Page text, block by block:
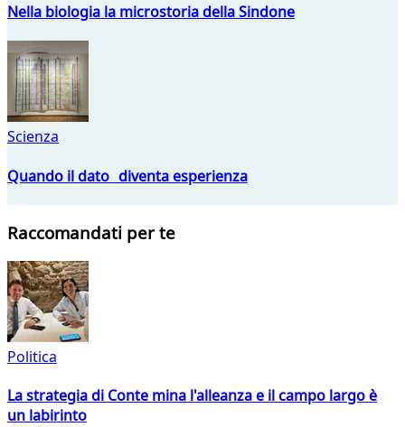
Nella biologia la microstoria della Sindone
Scienza
Quando il dato diventa esperienza
Raccomandati per te
Politica
La strategia di Conte mina l'alleanza e il campo largo è
un labirinto